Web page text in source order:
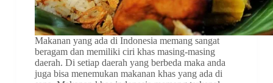
Makanan yang ada di Indonesia memang sangat
beragam dan memiliki ciri khas masing-masing
daerah. Di setiap daerah yang berbeda maka anda
juga bisa menemukan makanan khas yang ada di